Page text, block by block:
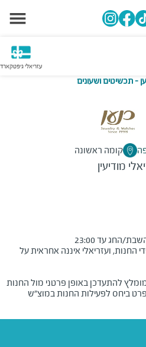
עזריאלי גיפטקארד
- תכשיטים ושעונים
קומה ראשונה
מודיעין
החג עד 23:00
החנות, ועזריאלי איננה אחראית על
להתעדכן באופן פרטני מול החנות
ביחס לפעילות החנות במוצ"ש